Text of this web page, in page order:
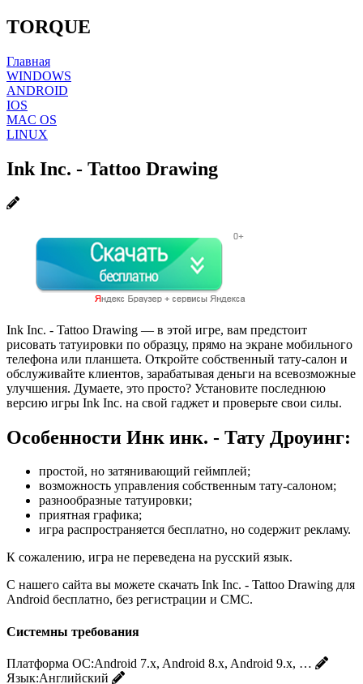
TORQUE
Главная
WINDOWS
ANDROID
IOS
MAC OS
LINUX
Ink Inc. - Tattoo Drawing
Ink Inc. - Tattoo Drawing — в этой игре, вам предстоит
рисовать татуировки по образцу, прямо на экране мобильного
телефона или планшета. Откройте собственный тату-салон и
обслуживайте клиентов, зарабатывая деньги на всевозможные
улучшения. Думаете, это просто? Установите последнюю
версию игры Ink Inc. на свой гаджет и проверьте свои силы.
Особенности Инк инк. - Тату Дроуинг:
простой, но затянивающий геймплей;
возможность управления собственным тату-салоном;
разнообразные татуировки;
приятная графика;
игра распространяется бесплатно, но содержит рекламу.
К сожалению, игра не переведена на русский язык.
С нашего сайта вы можете скачать Ink Inc. - Tattoo Drawing для
Android бесплатно, без регистрации и СМС.
Системны требования
Платформа ОС:Android 7.x, Android 8.x, Android 9.x, …
Язык:Английский